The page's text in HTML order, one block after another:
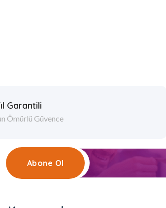
Garantili
Ömürlü Güvence
Abone Ol